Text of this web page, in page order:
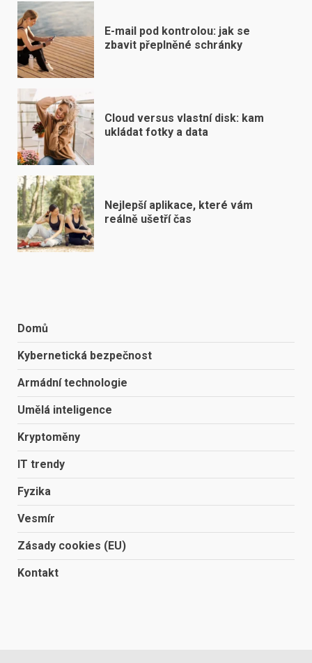
E-mail pod kontrolou: jak se
zbavit přeplněné schránky
Cloud versus vlastní disk: kam
ukládat fotky a data
Nejlepší aplikace, které vám
reálně ušetří čas
Domů
Kybernetická bezpečnost
Armádní technologie
Umělá inteligence
Kryptoměny
IT trendy
Fyzika
Vesmír
Zásady cookies (EU)
Kontakt